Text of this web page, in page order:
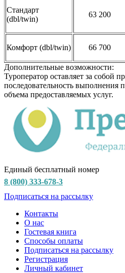
Стандарт
(dbl/twin)
63 200
Комфорт (dbl/twin) 66 700
Дополнительные возможности:
Туроператор оставляет за собой
последовательность выполнения
объема предоставляемых услуг.
Единый бесплатный номер
8 (800) 333-678-3
Подписаться на рассылку
Контакты
О нас
Гостевая книга
Способы оплаты
Подписаться на рассылку
Регистрация
Личный кабинет